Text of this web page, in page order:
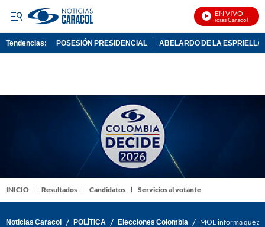
EN VIVO
Noticias Caracol En
Tendencias: POSESIÓN PRESIDENCIAL ABELARDO DE LA ESPRIELLA
INICIO Resultados Candidatos Servicios al votante
Noticias Caracol / POLÍTICA / Elecciones Colombia / MOE informa que